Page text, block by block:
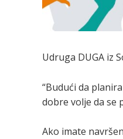
Udruga DUGA iz
“Budući da
dobre volje da se
Ako imate